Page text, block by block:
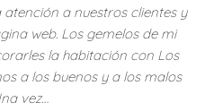
a nuestros clientes y
web. Los gemelos de mi
la habitación con Los
a los buenos y a los malos
vez…